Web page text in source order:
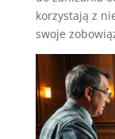
korzystają z
swoje